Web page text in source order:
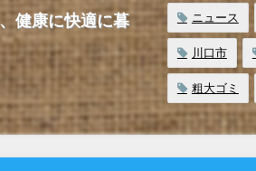
健康に快適に暮
ニュース
川口市
粗大ゴミ